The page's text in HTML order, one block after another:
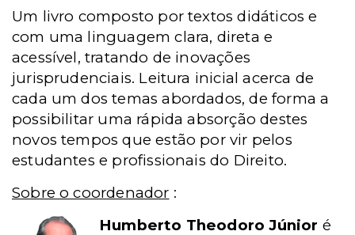
Um livro composto por textos didáticos e
com uma linguagem clara, direta e
acessível, tratando de inovações
jurisprudenciais. Leitura inicial acerca de
cada um dos temas abordados, de forma a
possibilitar uma rápida absorção destes
novos tempos que estão por vir pelos
estudantes e profissionais do Direito.
Sobre o coordenador :
Humberto Theodoro Júnior é